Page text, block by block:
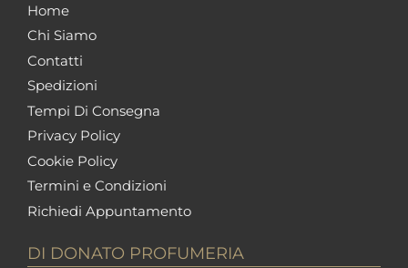
Home
Chi Siamo
Contatti
Spedizioni
Tempi Di Consegna
Privacy Policy
Cookie Policy
Termini e Condizioni
Richiedi Appuntamento
DI DONATO PROFUMERIA